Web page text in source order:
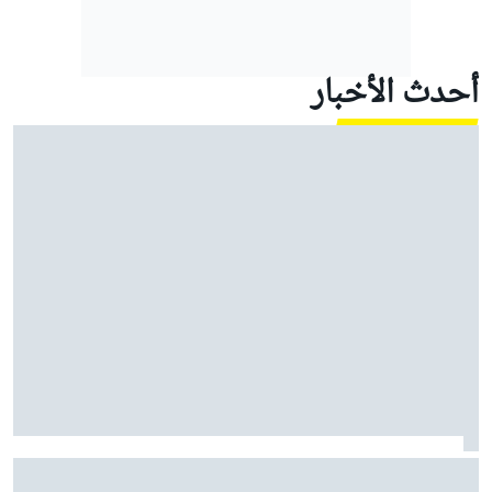
أحدث الأخبار
برياتوري محتار من عدم إمكانية تفوق ألبين على مكلارين